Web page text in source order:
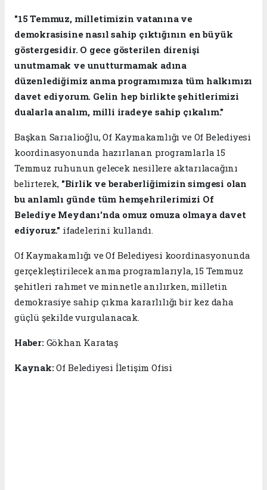
"15 Temmuz, milletimizin vatanına ve
demokrasisine nasıl sahip çıktığının en büyük
göstergesidir. O gece gösterilen direnişi
unutmamak ve unutturmamak adına
düzenlediğimiz anma programımıza tüm halkımızı
davet ediyorum. Gelin hep birlikte şehitlerimizi
dualarla analım, milli iradeye sahip çıkalım."
Başkan Sarıalioğlu, Of Kaymakamlığı ve Of Belediyesi
koordinasyonunda hazırlanan programlarla 15
Temmuz ruhunun gelecek nesillere aktarılacağını
belirterek, "Birlik ve beraberliğimizin simgesi olan
bu anlamlı günde tüm hemşehrilerimizi Of
Belediye Meydanı'nda omuz omuza olmaya davet
ediyoruz." ifadelerini kullandı.
Of Kaymakamlığı ve Of Belediyesi koordinasyonunda
gerçekleştirilecek anma programlarıyla, 15 Temmuz
şehitleri rahmet ve minnetle anılırken, milletin
demokrasiye sahip çıkma kararlılığı bir kez daha
güçlü şekilde vurgulanacak.
Haber: Gökhan Karataş
Kaynak:Of Belediyesi İletişim Ofisi